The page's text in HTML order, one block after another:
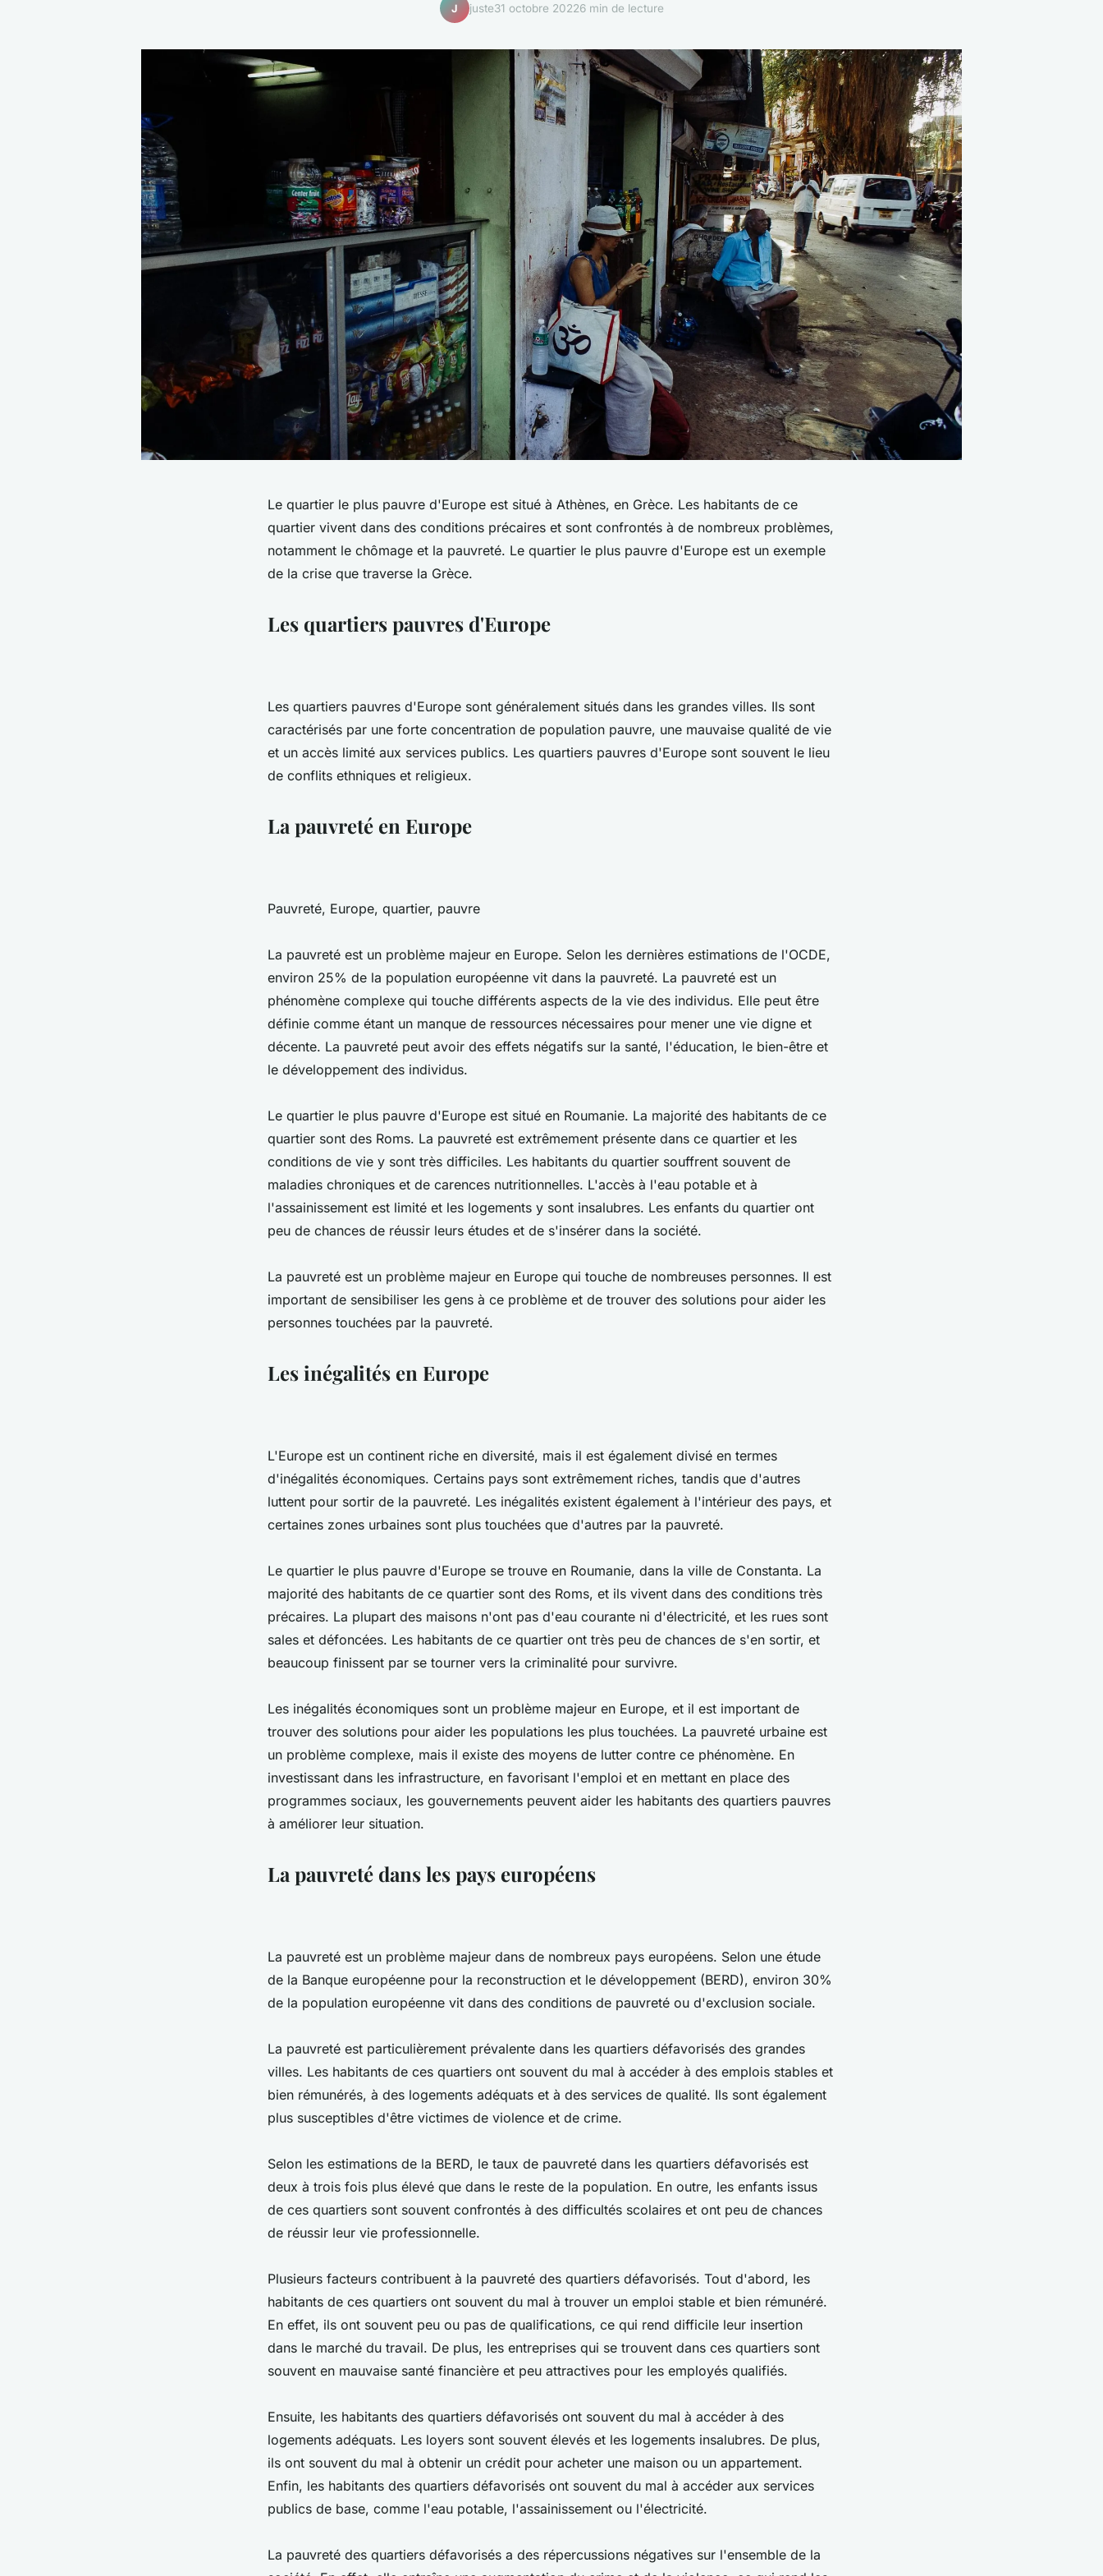
J juste31 octobre 20226 min de lecture
Le quartier le plus pauvre d'Europe est situé à Athènes, en Grèce. Les habitants de ce
quartier vivent dans des conditions précaires et sont confrontés à de nombreux problèmes,
notamment le chômage et la pauvreté. Le quartier le plus pauvre d'Europe est un exemple
de la crise que traverse la Grèce.
Les quartiers pauvres d'Europe
Les quartiers pauvres d'Europe sont généralement situés dans les grandes villes. Ils sont
caractérisés par une forte concentration de population pauvre, une mauvaise qualité de vie
et un accès limité aux services publics. Les quartiers pauvres d'Europe sont souvent le lieu
de conflits ethniques et religieux.
La pauvreté en Europe
Pauvreté, Europe, quartier, pauvre
La pauvreté est un problème majeur en Europe. Selon les dernières estimations de l'OCDE,
environ 25% de la population européenne vit dans la pauvreté. La pauvreté est un
phénomène complexe qui touche différents aspects de la vie des individus. Elle peut être
définie comme étant un manque de ressources nécessaires pour mener une vie digne et
décente. La pauvreté peut avoir des effets négatifs sur la santé, l'éducation, le bien-être et
le développement des individus.
Le quartier le plus pauvre d'Europe est situé en Roumanie. La majorité des habitants de ce
quartier sont des Roms. La pauvreté est extrêmement présente dans ce quartier et les
conditions de vie y sont très difficiles. Les habitants du quartier souffrent souvent de
maladies chroniques et de carences nutritionnelles. L'accès à l'eau potable et à
l'assainissement est limité et les logements y sont insalubres. Les enfants du quartier ont
peu de chances de réussir leurs études et de s'insérer dans la société.
La pauvreté est un problème majeur en Europe qui touche de nombreuses personnes. Il est
important de sensibiliser les gens à ce problème et de trouver des solutions pour aider les
personnes touchées par la pauvreté.
Les inégalités en Europe
L'Europe est un continent riche en diversité, mais il est également divisé en termes
d'inégalités économiques. Certains pays sont extrêmement riches, tandis que d'autres
luttent pour sortir de la pauvreté. Les inégalités existent également à l'intérieur des pays, et
certaines zones urbaines sont plus touchées que d'autres par la pauvreté.
Le quartier le plus pauvre d'Europe se trouve en Roumanie, dans la ville de Constanta. La
majorité des habitants de ce quartier sont des Roms, et ils vivent dans des conditions très
précaires. La plupart des maisons n'ont pas d'eau courante ni d'électricité, et les rues sont
sales et défoncées. Les habitants de ce quartier ont très peu de chances de s'en sortir, et
beaucoup finissent par se tourner vers la criminalité pour survivre.
Les inégalités économiques sont un problème majeur en Europe, et il est important de
trouver des solutions pour aider les populations les plus touchées. La pauvreté urbaine est
un problème complexe, mais il existe des moyens de lutter contre ce phénomène. En
investissant dans les infrastructure, en favorisant l'emploi et en mettant en place des
programmes sociaux, les gouvernements peuvent aider les habitants des quartiers pauvres
à améliorer leur situation.
La pauvreté dans les pays européens
La pauvreté est un problème majeur dans de nombreux pays européens. Selon une étude
de la Banque européenne pour la reconstruction et le développement (BERD), environ 30%
de la population européenne vit dans des conditions de pauvreté ou d'exclusion sociale.
La pauvreté est particulièrement prévalente dans les quartiers défavorisés des grandes
villes. Les habitants de ces quartiers ont souvent du mal à accéder à des emplois stables et
bien rémunérés, à des logements adéquats et à des services de qualité. Ils sont également
plus susceptibles d'être victimes de violence et de crime.
Selon les estimations de la BERD, le taux de pauvreté dans les quartiers défavorisés est
deux à trois fois plus élevé que dans le reste de la population. En outre, les enfants issus
de ces quartiers sont souvent confrontés à des difficultés scolaires et ont peu de chances
de réussir leur vie professionnelle.
Plusieurs facteurs contribuent à la pauvreté des quartiers défavorisés. Tout d'abord, les
habitants de ces quartiers ont souvent du mal à trouver un emploi stable et bien rémunéré.
En effet, ils ont souvent peu ou pas de qualifications, ce qui rend difficile leur insertion
dans le marché du travail. De plus, les entreprises qui se trouvent dans ces quartiers sont
souvent en mauvaise santé financière et peu attractives pour les employés qualifiés.
Ensuite, les habitants des quartiers défavorisés ont souvent du mal à accéder à des
logements adéquats. Les loyers sont souvent élevés et les logements insalubres. De plus,
ils ont souvent du mal à obtenir un crédit pour acheter une maison ou un appartement.
Enfin, les habitants des quartiers défavorisés ont souvent du mal à accéder aux services
publics de base, comme l'eau potable, l'assainissement ou l'électricité.
La pauvreté des quartiers défavorisés a des répercussions négatives sur l'ensemble de la